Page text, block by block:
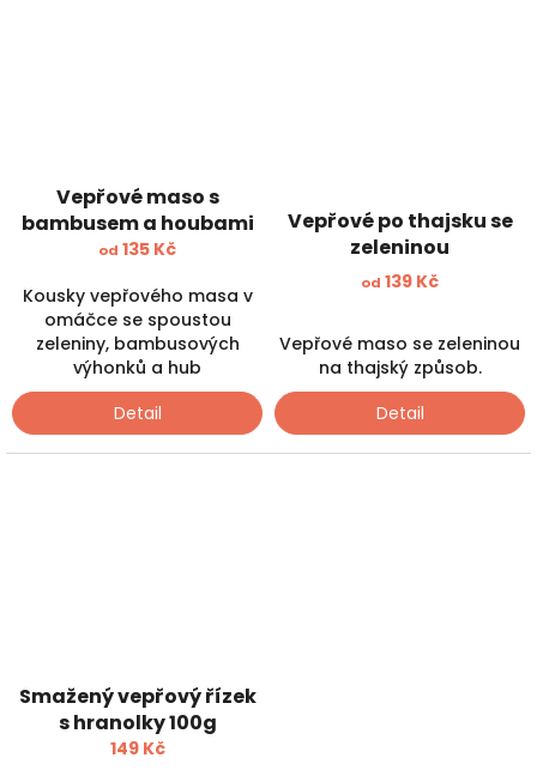
Vepřové maso s
bambusem a houbami
od 135 Kč
Kousky vepřového masa v
omáčce se spoustou
zeleniny, bambusových
výhonků a hub
Detail
Vepřové po thajsku se
zeleninou
od 139 Kč
Vepřové maso se zeleninou
na thajský způsob.
Detail
Smažený vepřový řízek
s hranolky 100g
149 Kč